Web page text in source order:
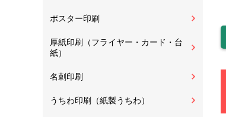
ポスター印刷
厚紙印刷（フライヤー・カード・台
紙）
名刺印刷
うちわ印刷（紙製うちわ）